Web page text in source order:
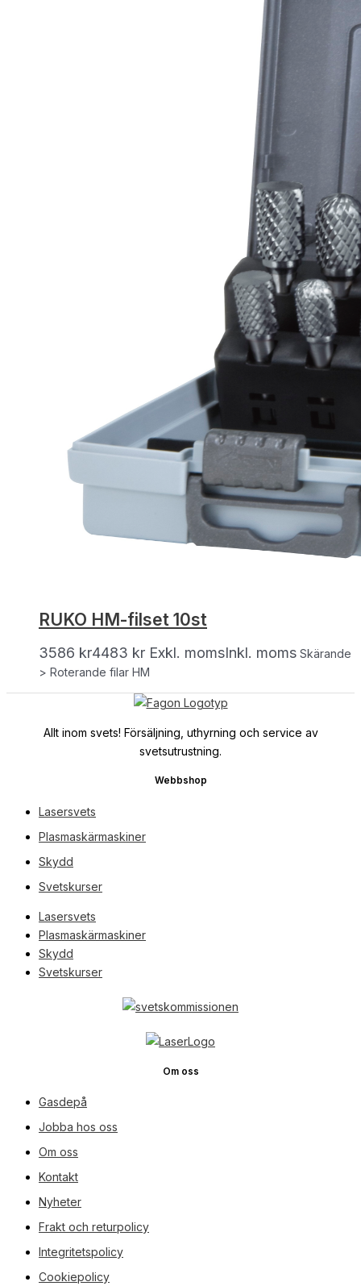
RUKO HM-filset 10st
3586 kr4483 kr Exkl. momsInkl. moms Skärande
> Roterande filar HM
Allt inom svets! Försäljning, uthyrning och service av
svetsutrustning.
Webbshop
Lasersvets
Plasmaskärmaskiner
Skydd
Svetskurser
Lasersvets
Plasmaskärmaskiner
Skydd
Svetskurser
Om oss
Gasdepå
Jobba hos oss
Om oss
Kontakt
Nyheter
Frakt och returpolicy
Integritetspolicy
Cookiepolicy